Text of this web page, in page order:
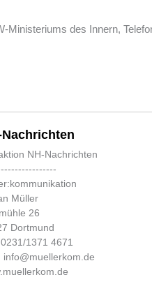
Ministeriums des Innern,
Nachrichten
NH-Nachrichten
Müller
26
Dortmund
1371 4671
info@muellerkom.de